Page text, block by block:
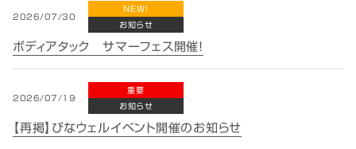
2026/07/30
NEW!
お知らせ
ボディアタック サマーフェス開催！
2026/07/19
重要
お知らせ
【再掲】びなウェルイベント開催のお知らせ